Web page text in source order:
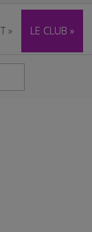
» LE CLUB »